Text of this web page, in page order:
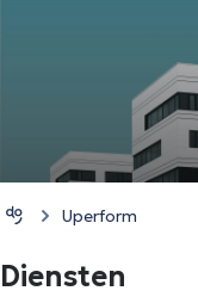
Uperform
Diensten